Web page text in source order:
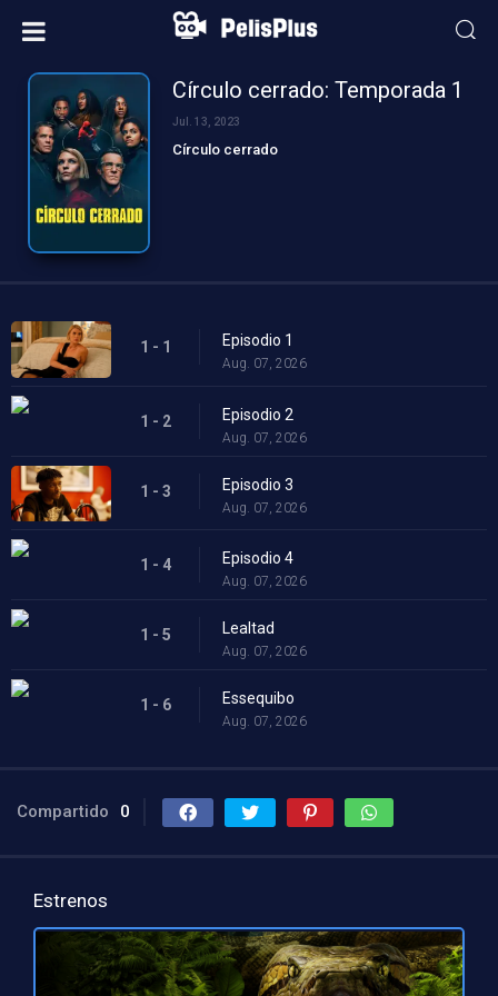
Círculo cerrado: Temporada 1
Jul. 13, 2023
Círculo cerrado
1 - 1 Episodio 1
Aug. 07, 2026
1 - 2 Episodio 2
Aug. 07, 2026
1 - 3 Episodio 3
Aug. 07, 2026
1 - 4 Episodio 4
Aug. 07, 2026
1 - 5 Lealtad
Aug. 07, 2026
1 - 6 Essequibo
Aug. 07, 2026
Compartido 0
Estrenos